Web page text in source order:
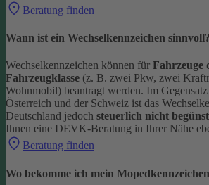
Beratung finden
Wann ist ein Wechselkennzeichen sinnvoll?
Wechselkennzeichen können für Fahrzeuge
Fahrzeugklasse (z. B. zwei Pkw, zwei
Wohnmobil) beantragt werden. Im
Österreich und der Schweiz ist das
Deutschland jedoch steuerlich nicht
Ihnen eine DEVK-Beratung in Ihrer Nähe
Beratung finden
Wo bekomme ich mein